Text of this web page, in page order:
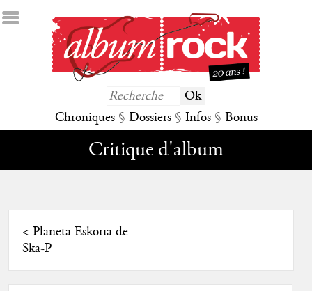
Chroniques § Dossiers § Infos § Bonus
Critique d'album
< Planeta Eskoria de
Ska-P